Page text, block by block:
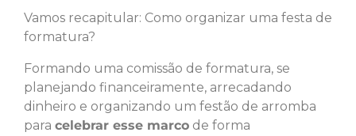
Vamos recapitular: Como organizar uma festa de
formatura?
Formando uma comissão de formatura, se
planejando financeiramente, arrecadando
dinheiro e organizando um festão de arromba
para celebrar esse marco de forma